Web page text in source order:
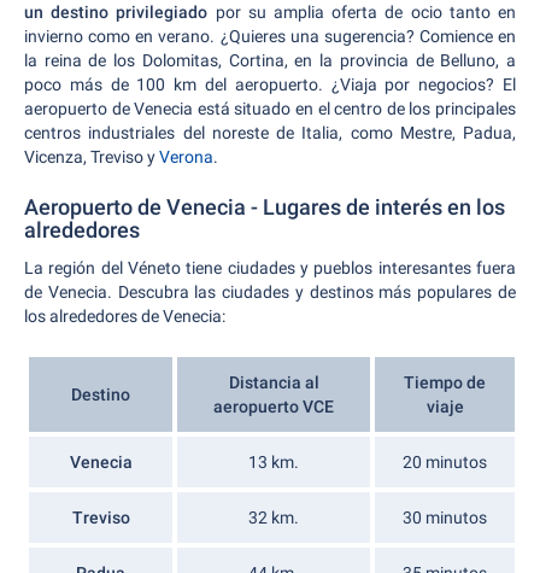
un destino privilegiado por su amplia oferta de ocio tanto en
invierno como en verano. ¿Quieres una sugerencia? Comience en
la reina de los Dolomitas, Cortina, en la provincia de Belluno, a
poco más de 100 km del aeropuerto. ¿Viaja por negocios? El
aeropuerto de Venecia está situado en el centro de los principales
centros industriales del noreste de Italia, como Mestre, Padua,
Vicenza, Treviso yVerona.
Aeropuerto de Venecia - Lugares de interés en los
alrededores
La región del Véneto tiene ciudades y pueblos interesantes fuera
de Venecia. Descubra las ciudades y destinos más populares de
los alrededores de Venecia:
Destino
Distancia al
aeropuerto VCE
Tiempo de
viaje
Venecia 13 km. 20 minutos
Treviso 32 km. 30 minutos